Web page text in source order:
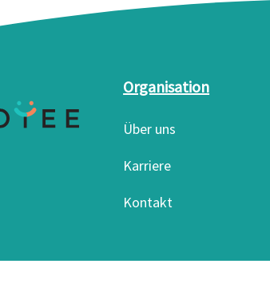
Organisation
Über uns
Karriere
Kontakt